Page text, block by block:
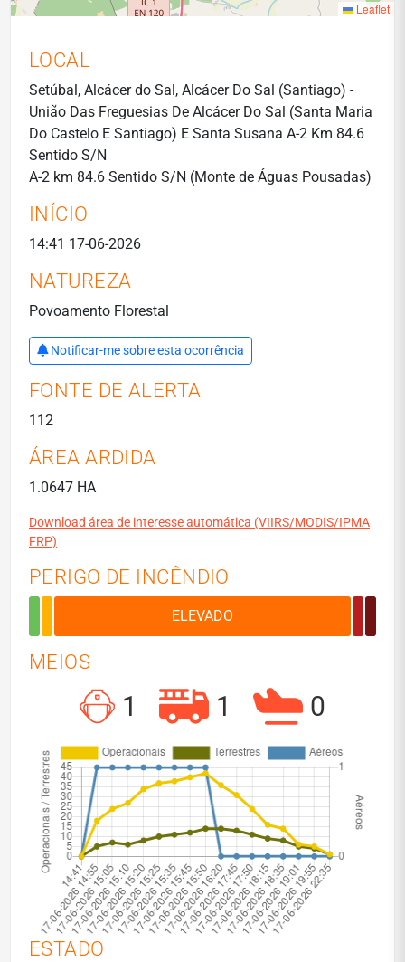
Leaflet
LOCAL
Setúbal, Alcácer do Sal, Alcácer Do Sal (Santiago) -
União Das Freguesias De Alcácer Do Sal (Santa Maria
Do Castelo E Santiago) E Santa Susana A-2 Km 84.6
Sentido S/N
A-2 km 84.6 Sentido S/N (Monte de Águas Pousadas)
INÍCIO
14:41 17-06-2026
NATUREZA
Povoamento Florestal
Notificar-me sobre esta ocorrência
FONTE DE ALERTA
112
ÁREA ARDIDA
1.0647 HA
Download área de interesse automática (VIIRS/MODIS/IPMA
FRP)
PERIGO DE INCÊNDIO
MEIOS
1 1 0
ESTADO